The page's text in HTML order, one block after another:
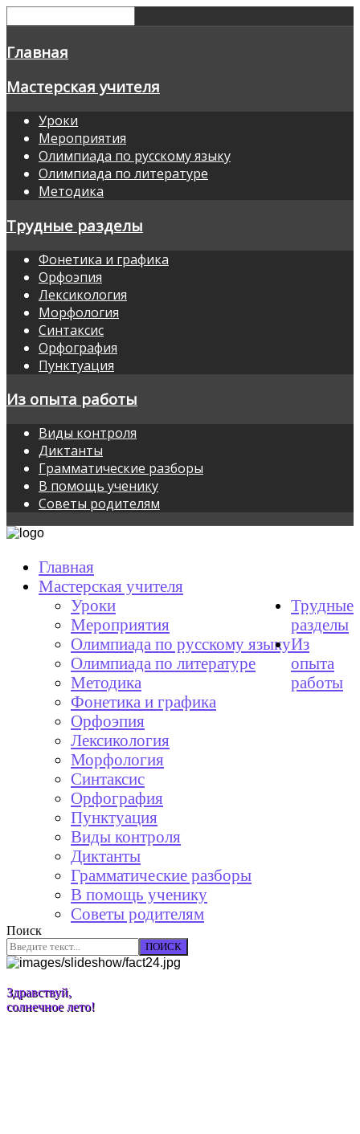
Главная
Мастерская учителя
Уроки
Мероприятия
Олимпиада по русскому языку
Олимпиада по литературе
Методика
Трудные разделы
Фонетика и графика
Орфоэпия
Лексикология
Морфология
Синтаксис
Орфография
Пунктуация
Из опыта работы
Виды контроля
Диктанты
Грамматические разборы
В помощь ученику
Советы родителям
Главная
Мастерская учителя
Уроки
Мероприятия
Олимпиада по русскому языку
Олимпиада по литературе
Методика
Трудные
разделы
Фонетика и графика
Орфоэпия
Лексикология
Морфология
Синтаксис
Орфография
Пунктуация
Из
опыта
работы
Виды контроля
Диктанты
Грамматические разборы
В помощь ученику
Советы родителям
Поиск
ПОИСК
Здравствуй,
солнечное лето!